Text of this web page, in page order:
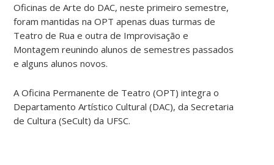
Oficinas de Arte do DAC, neste primeiro semestre,
foram mantidas na OPT apenas duas turmas de
Teatro de Rua e outra de Improvisação e
Montagem reunindo alunos de semestres passados
e alguns alunos novos.
A Oficina Permanente de Teatro (OPT) integra o
Departamento Artístico Cultural (DAC), da Secretaria
de Cultura (SeCult) da UFSC.